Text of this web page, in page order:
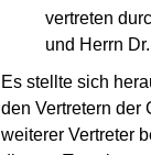
vertreten
und Herrn
Es stellte sich
den Vertretern der
weiterer Vertreter